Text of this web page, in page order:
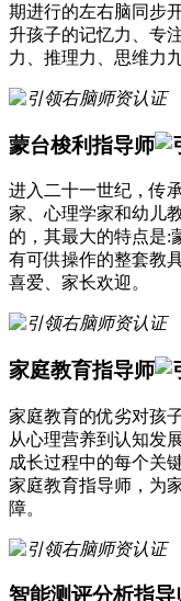
期进行的左右脑同步
升孩子的记忆力、专
力、推理力、思维力
蒙台梭利指导师
进入二十一世纪，传
家、心理学家和幼儿
的，其最大的特点是:
有可供操作的整套教
喜爱、家长欢迎。
家庭教育指导师
家庭教育的优劣对孩
从心理营养到认知发
成长过程中的每个关
家庭教育指导师，为
障。
智能测评分析指导